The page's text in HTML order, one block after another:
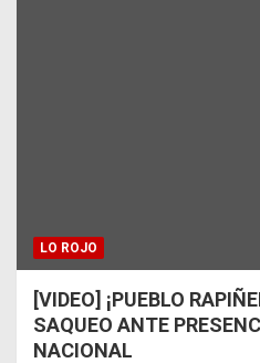
LO ROJO
[VIDEO] ¡PUEBLO
SAQUEO ANTE
NACIONAL